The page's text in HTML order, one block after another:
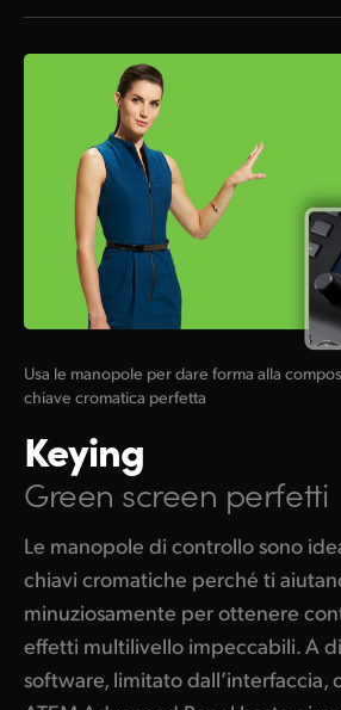
Usa le manopole per dare forma alla
chiave cromatica perfetta
Keying
Green screen perfetti
Le manopole di controllo sono
chiavi cromatiche perché ti
minuziosamente per ottenere
effetti multilivello impeccabili. A
software, limitato dall’interfaccia,